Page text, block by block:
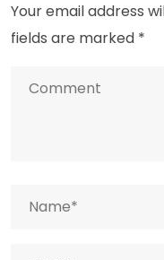
Your email address
fields are marked *